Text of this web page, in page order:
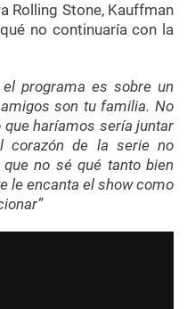
Rolling Stone, Kauffman
no continuaría con la
el programa es sobre un
son tu familia. No
haríamos sería juntar
corazón de la serie no
no sé qué tanto bien
le encanta el show como